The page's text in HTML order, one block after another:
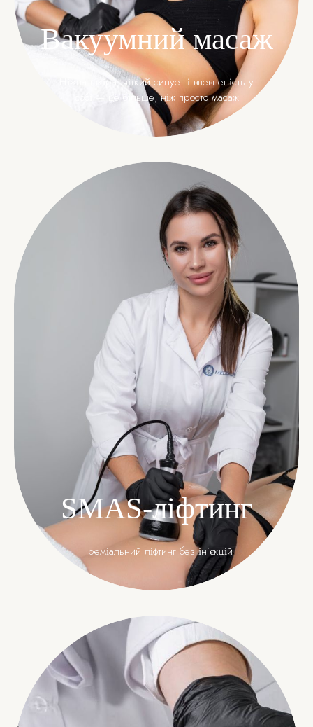
Вакуумний масаж
Ніжна шкіра, чіткий силует і впевненість у
собі — це більше, ніж просто масаж
SMAS-ліфтинг
Преміальний ліфтинг без ін’єкцій